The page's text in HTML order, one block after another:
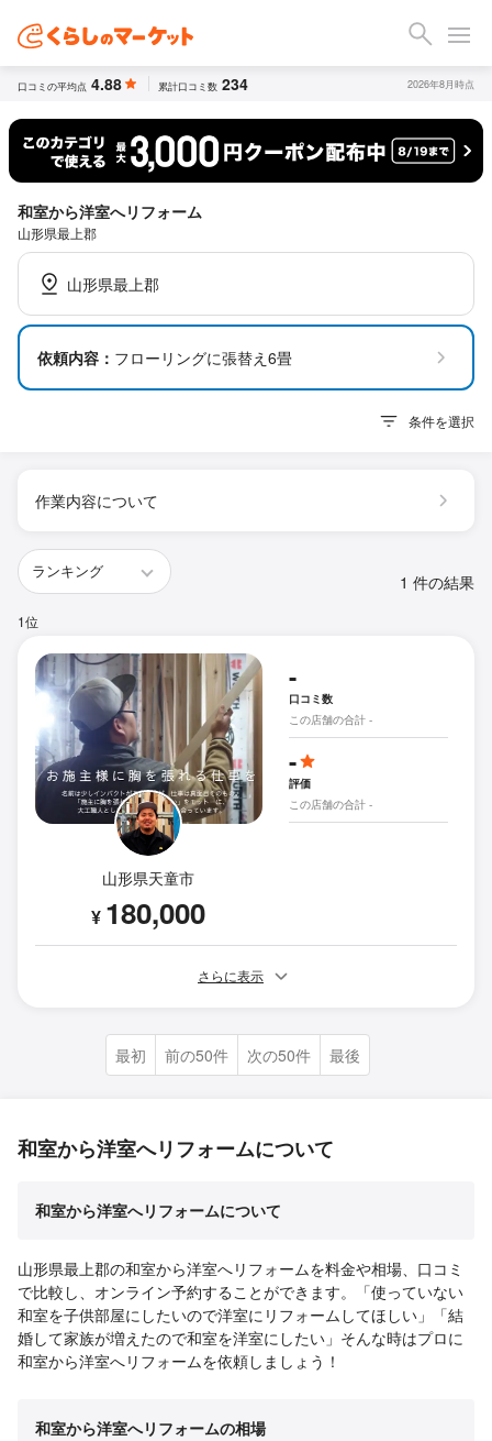
口コミの平均点 4.88 累計口コミ数 234 2026年8月時点
和室から洋室へリフォーム
山形県最上郡
山形県最上郡
依頼内容： フローリングに張替え6畳
条件を選択
作業内容について
1 件の結果
1位
山形県天童市
¥ 180,000
-
口コミ数
この店舗の合計 -
-
評価
この店舗の合計 -
さらに表示
最初 前の50件 次の50件 最後
和室から洋室へリフォームについて
和室から洋室へリフォームについて
山形県最上郡の和室から洋室へリフォームを料金や相場、口コミ
で比較し、オンライン予約することができます。「使っていない
和室を子供部屋にしたいので洋室にリフォームしてほしい」「結
婚して家族が増えたので和室を洋室にしたい」そんな時はプロに
和室から洋室へリフォームを依頼しましょう！
和室から洋室へリフォームの相場